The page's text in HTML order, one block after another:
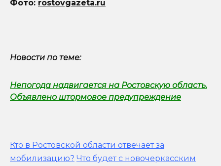
Фото: rostovgazeta.ru
Новости по теме:
Непогода надвигается на Ростовскую область.
Объявлено штормовое предупреждение
Кто в Ростовской области отвечает за
мобилизацию? Что будет с новочеркасским